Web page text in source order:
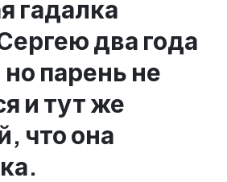
гадалка
два года
но парень не
и тут же
что она